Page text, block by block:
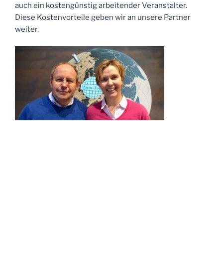
auch ein kostengünstig arbeitender Veranstalter.
Diese Kostenvorteile geben wir an unsere Partner
weiter.